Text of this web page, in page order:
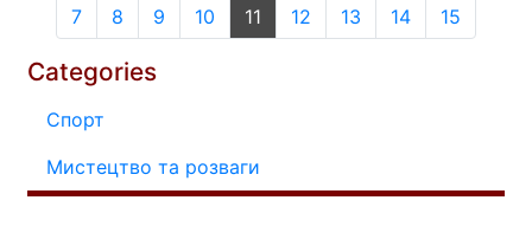
7 8 9 10 11 12 13 14 15
Categories
Спорт
Мистецтво та розваги